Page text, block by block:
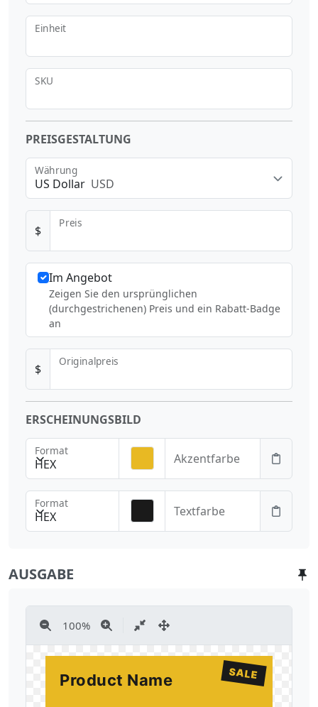
Einheit
SKU
PREISGESTALTUNG
US Dollar USD
Währung
$
Preis
Im Angebot
Zeigen Sie den ursprünglichen
(durchgestrichenen) Preis und ein Rabatt-Badge
an
$
Originalpreis
ERSCHEINUNGSBILD
HEX
Format
Akzentfarbe
HEX
Format
Textfarbe
AUSGABE
100%
SALE
Product Name